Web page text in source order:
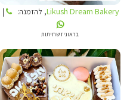
Likush Dream Bakery, להזמנה: |
בראוניז שחיתות